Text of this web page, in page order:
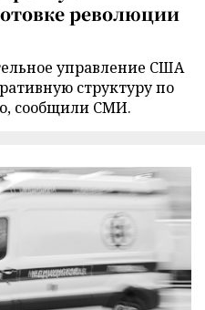
революции
управление США
структуру по
сообщили СМИ.